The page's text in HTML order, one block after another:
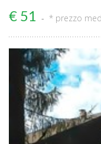
€ 51 * prezzo